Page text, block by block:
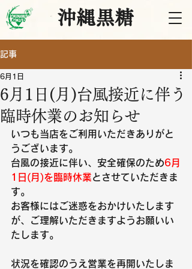
沖縄黒糖
記事
6月1日(月)台風接近に伴う
臨時休業のお知らせ
6月1日
いつも当店をご利用いただきありがと
うございます。
台風の接近に伴い、安全確保のため6月
1日(月)を臨時休業とさせていただきま
す。
お客様にはご迷惑をおかけいたします
が、ご理解いただきますようお願いい
たします。
状況を確認のうえ営業を再開いたしま